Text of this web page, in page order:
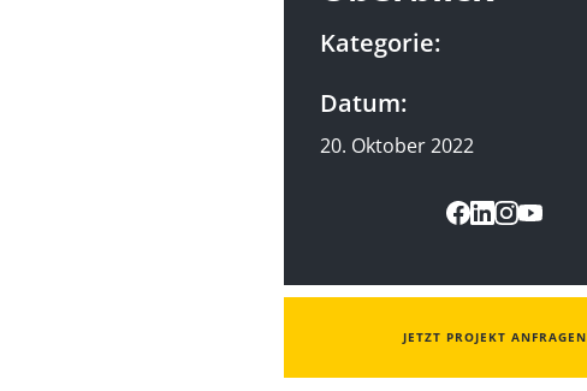
Kategorie:
Datum:
20. Oktober 2022
JETZT PROJEKT ANFRAGEN